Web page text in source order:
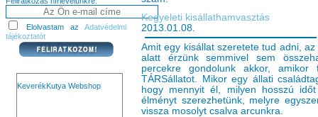
Elolvastam az Adatvédelmi
tájékoztatót
KeverékKutya Webshop
Kegyeleti kisállathamvasztás
2013.01.08.
Amit egy kisállat szeretete tud adni,
alatt érzünk semmivel sem
percekre gondolunk akkor, amikor
TÁRSállatot. Mikor egy állati
hogy mennyit él, milyen hosszú
élményt szerezhetünk, melyre
vissza mosolyt csalva arcunkra.